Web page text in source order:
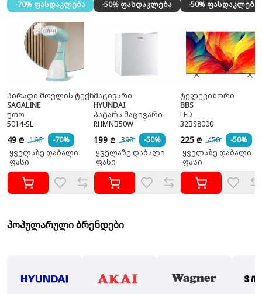
-70% ფასდაკლება
პირადი მოვლის ტექნიკა
SAGALINE
უთო
5014-SL
49 ₾ 166
-70%
ყველაზე დაბალი
ფასი
-50% ფასდაკლება
მაცივარი
HYUNDAI
პატარა მაცივარი
RHMNB50W
199 ₾ 398
-50%
ყველაზე დაბალი
ფასი
-50% ფასდაკლება
ტელევიზორი
BBS
LED
32BS8000
225 ₾ 450
-50%
ყველაზე დაბალი
ფასი
პოპულარული ბრენდები